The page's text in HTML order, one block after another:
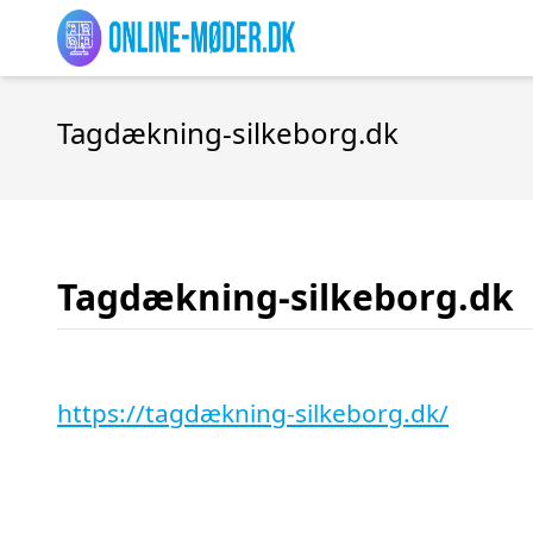
Tagdækning-silkeborg.dk
Tagdækning-silkeborg.dk
https://tagdækning-silkeborg.dk/